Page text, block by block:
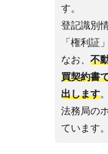
す。
登記識別
「権利証
なお、 不
買契約書
出します。
法務局の
ています。